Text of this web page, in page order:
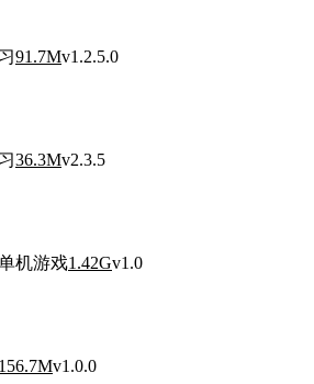
91.7Mv1.2.5.0
36.3Mv2.3.5
机游戏1.42Gv1.0
156.7Mv1.0.0